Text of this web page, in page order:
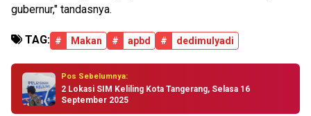
gubernur," tandasnya.
TAG: # Makan # apbd # dedimulyadi
Pos Sebelumnya:
2 Lokasi SIM Keliling Kota Tangerang, Selasa 16
September 2025